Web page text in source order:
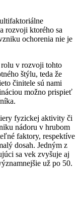
rozvoji ktorého sa
ochorenia nie je
v rozvoji tohto
štýlu, teda že
činitele sú nami
možno prispieť
fyzickej aktivity či
nádoru v hrubom
faktory, respektíve
dosah. Jedným z
sa vek zvyšuje aj
už po 50.